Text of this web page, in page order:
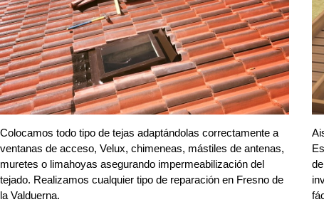
Colocamos todo tipo de tejas adaptándolas correctamente a
ventanas de acceso, Velux, chimeneas, mástiles de antenas,
muretes o limahoyas asegurando impermeabilización del
tejado. Realizamos cualquier tipo de reparación en Fresno de
la Valduerna.